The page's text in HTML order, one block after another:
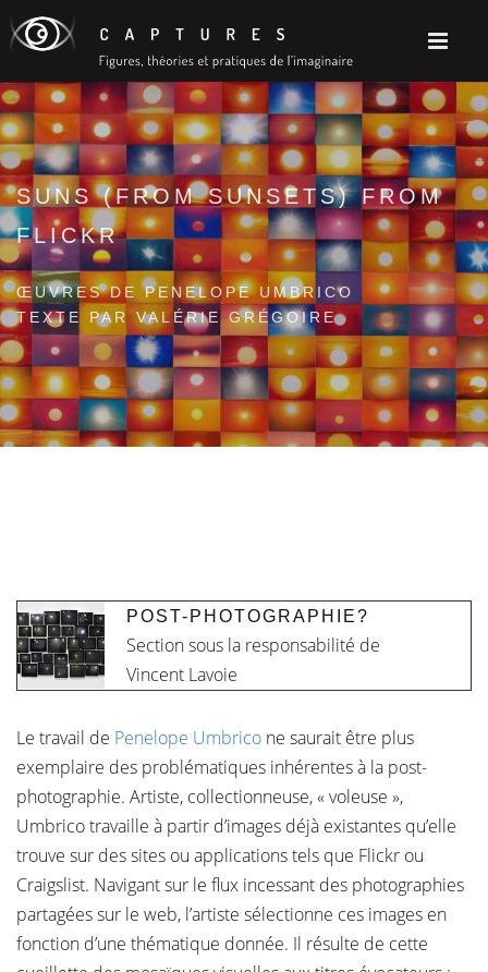
SUNS (FROM SUNSETS) FROM
FLICKR
ŒUVRES DE PENELOPE UMBRICO
TEXTE PAR VALÉRIE GRÉGOIRE
POST-PHOTOGRAPHIE?
Section sous la responsabilité de
Vincent Lavoie
Le travail de Penelope Umbrico ne saurait être plus
exemplaire des problématiques inhérentes à la post-
photographie. Artiste, collectionneuse, « voleuse »,
Umbrico travaille à partir d’images déjà existantes qu’elle
trouve sur des sites ou applications tels que Flickr ou
Craigslist. Navigant sur le flux incessant des photographies
partagées sur le web, l’artiste sélectionne ces images en
fonction d’une thématique donnée. Il résulte de cette